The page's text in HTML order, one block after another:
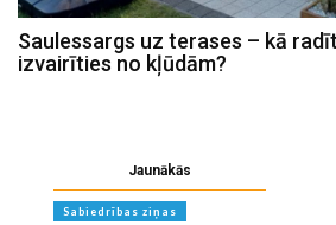
Saulessargs uz terases – kā
izvairīties no kļūdām?
Jaunākās
Sabiedrības ziņas